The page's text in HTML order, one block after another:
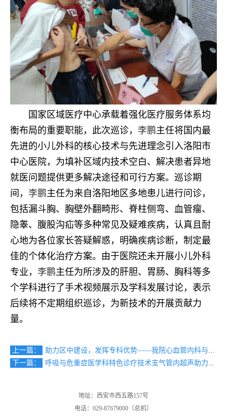
国家区域医疗中心承载着强化医疗服务体系均
衡布局的重要职能，此次巡诊， 李鹏主任将国内最
先进的小儿外科的核心技术与先进理念引入洛阳市
中心医院，为填补区域内技术空白、解决患者异地
就医问题提供更多解决途径和可行方案。巡诊期
间， 李鹏主任为来自洛阳地区多地患儿进行问诊，
包括漏斗胸、胸壁外翻畸形、脊柱侧弯、血管瘤、
隐睾、腹股沟疝等多种常见及疑难疾病，认真且耐
心地为各位家长答疑解惑，明确疾病诊断，制定最
佳的个体化治疗方案。由于医院还未开展小儿外科
专业， 李鹏主任为所涉及的肝胆、胃肠、胸科等多
个学科进行了手术视频展示及学科发展讨论，表示
后续将不定期组织巡诊，为新技术的开展贡献力
量。
上一篇：
助力区中建设，发挥专科优势——我院心血管内科与洛阳市中心医院开展疑难病例研讨会
下一篇：
呼吸与危重症医学科特色诊疗技术支气管内超声助力肺部疾病诊断
地址：西安市西五路157号
电话：029-87679000（总机）